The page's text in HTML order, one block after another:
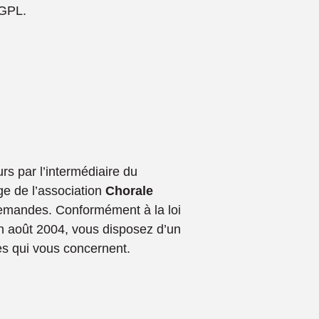
par l’intermédiaire du
de l’association Chorale
Conformément à la loi
2004, vous disposez d’un
qui vous concernent.